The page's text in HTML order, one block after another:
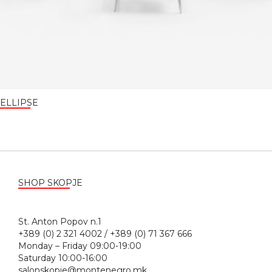
ELLIPSE
SHOP SKOPJE
St. Anton Popov n.1
+389 (0) 2 321 4002 / +389 (0) 71 367 666
Monday – Friday 09:00-19:00
Saturday 10:00-16:00